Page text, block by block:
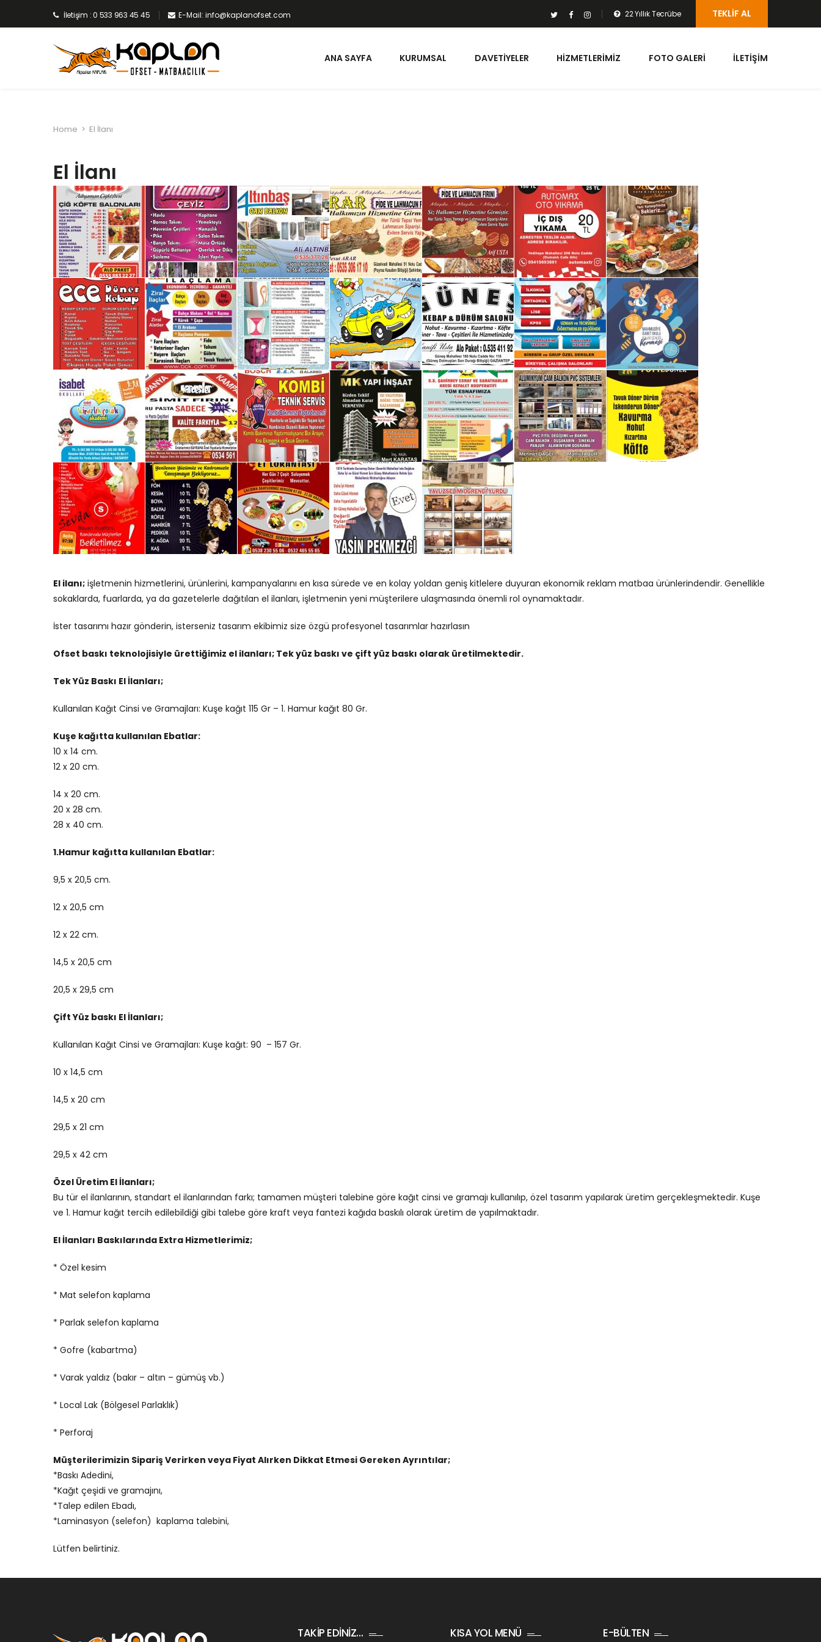
İletişim : 0 533 963 45 45 E-Mail: info@kaplanofset.com 22 Yıllık Tecrübe TEKLIF AL
ANA SAYFA KURUMSAL DAVETIYELER HIZMETLERIMIZ FOTO GALERI İLETIŞIM
Home > El İlanı
El İlanı
El ilanı; işletmenin hizmetlerini, ürünlerini, kampanyalarını en kısa sürede ve en kolay yoldan geniş kitlelere duyuran ekonomik reklam matbaa ürünlerindendir. Genellikle
sokaklarda, fuarlarda, ya da gazetelerle dağıtılan el ilanları, işletmenin yeni müşterilere ulaşmasında önemli rol oynamaktadır.
İster tasarımı hazır gönderin, isterseniz tasarım ekibimiz size özgü profesyonel tasarımlar hazırlasın
Ofset baskı teknolojisiyle ürettiğimiz el ilanları; Tek yüz baskı ve çift yüz baskı olarak üretilmektedir.
Tek Yüz Baskı El İlanları;
Kullanılan Kağıt Cinsi ve Gramajları: Kuşe kağıt 115 Gr – 1. Hamur kağıt 80 Gr.
Kuşe kağıtta kullanılan Ebatlar:
10 x 14 cm.
12 x 20 cm.
14 x 20 cm.
20 x 28 cm.
28 x 40 cm.
1.Hamur kağıtta kullanılan Ebatlar:
9,5 x 20,5 cm.
12 x 20,5 cm
12 x 22 cm.
14,5 x 20,5 cm
20,5 x 29,5 cm
Çift Yüz baskı El İlanları;
Kullanılan Kağıt Cinsi ve Gramajları: Kuşe kağıt: 90 – 157 Gr.
10 x 14,5 cm
14,5 x 20 cm
29,5 x 21 cm
29,5 x 42 cm
Özel Üretim El İlanları;
Bu tür el ilanlarının, standart el ilanlarından farkı; tamamen müşteri talebine göre kağıt cinsi ve gramajı kullanılıp, özel tasarım yapılarak üretim gerçekleşmektedir. Kuşe
ve 1. Hamur kağıt tercih edilebildiği gibi talebe göre kraft veya fantezi kağıda baskılı olarak üretim de yapılmaktadır.
El İlanları Baskılarında Extra Hizmetlerimiz;
* Özel kesim
* Mat selefon kaplama
* Parlak selefon kaplama
* Gofre (kabartma)
* Varak yaldız (bakır – altın – gümüş vb.)
* Local Lak (Bölgesel Parlaklık)
* Perforaj
Müşterilerimizin Sipariş Verirken veya Fiyat Alırken Dikkat Etmesi Gereken Ayrıntılar;
*Baskı Adedini,
*Kağıt çeşidi ve gramajını,
*Talep edilen Ebadı,
*Laminasyon (selefon) kaplama talebini,
Lütfen belirtiniz.
TAKİP EDİNİZ… KISA YOL MENÜ E-BÜLTEN